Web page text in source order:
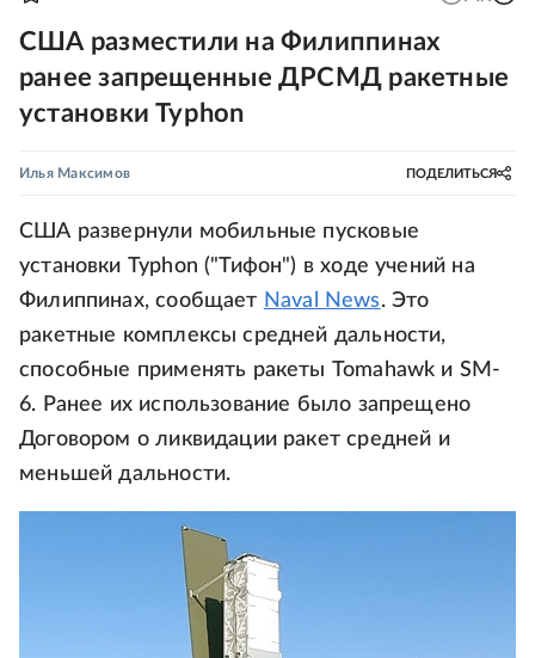
США разместили на Филиппинах
ранее запрещенные ДРСМД ракетные
установки Typhon
Илья Максимов ПОДЕЛИТЬСЯ
США развернули мобильные пусковые
установки Typhon ("Тифон") в ходе учений на
Филиппинах, сообщает Naval News. Это
ракетные комплексы средней дальности,
способные применять ракеты Tomahawk и SM-
6. Ранее их использование было запрещено
Договором о ликвидации ракет средней и
меньшей дальности.